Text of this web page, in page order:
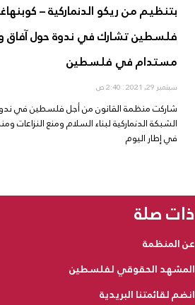
بتنظيم من ريكو الدنماركية –
فلسطين تشارك في ندوة حول آفاق
مستدام في فلسطين
سبتمبر 29, 2021
شاركت منظمة القانون من أجل فلسطين في
الشبكة الدنماركية لبناء السلام ومنع النزاعات
في إطار اليوم
ذات صلة
عن المنظمة
المشهد الحقوقي لفلسطين
انضم لقائمتنا البريدية